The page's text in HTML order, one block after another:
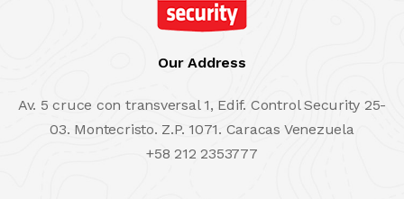
Our Address
Av. 5 cruce con transversal 1, Edif. Control Security 25-
03. Montecristo. Z.P. 1071. Caracas Venezuela
+58 212 2353777